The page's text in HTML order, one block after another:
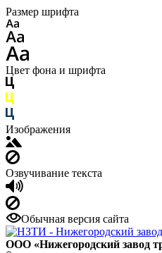
Размер шрифта
Цвет фона и шрифта
Изображения
Озвучивание текста
Обычная версия сайта
ООО «Нижегородский завод